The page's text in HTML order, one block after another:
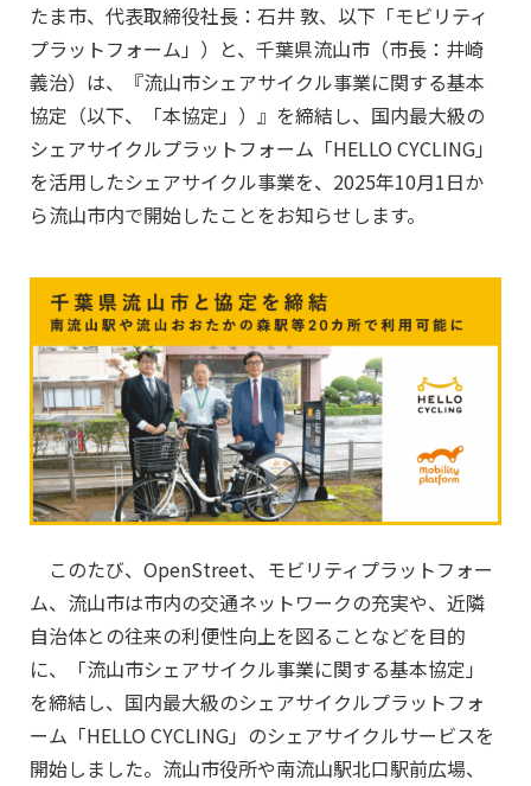
たま市、代表取締役社長：石井 敦、以下「モビリティ
プラットフォーム」）と、千葉県流山市（市長：井崎
義治）は、『流山市シェアサイクル事業に関する基本
協定（以下、「本協定」）』を締結し、国内最大級の
シェアサイクルプラットフォーム「HELLO CYCLING」
を活用したシェアサイクル事業を、2025年10月1日か
ら流山市内で開始したことをお知らせします。
このたび、OpenStreet、モビリティプラットフォー
ム、流山市は市内の交通ネットワークの充実や、近隣
自治体との往来の利便性向上を図ることなどを目的
に、「流山市シェアサイクル事業に関する基本協定」
を締結し、国内最大級のシェアサイクルプラットフォ
ーム「HELLO CYCLING」のシェアサイクルサービスを
開始しました。流山市役所や南流山駅北口駅前広場、